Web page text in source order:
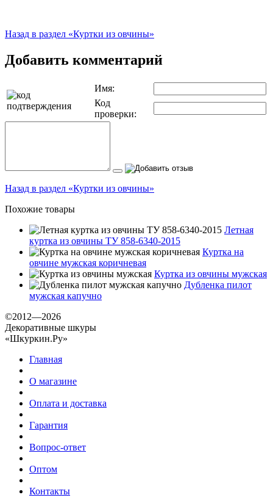
Назад в раздел «Куртки из овчины»
Добавить комментарий
Имя:
Код
проверки:
Назад в раздел «Куртки из овчины»
Похожие товары
Летная
куртка из овчины ТУ 858-6340-2015
Куртка на
овчине мужская коричневая
Куртка из овчины мужская
Дубленка пилот
мужская капучно
©2012—2026
Декоративные шкуры
«Шкуркин.Ру»
Главная
О магазине
Оплата и доставка
Гарантия
Вопрос-ответ
Оптом
Контакты